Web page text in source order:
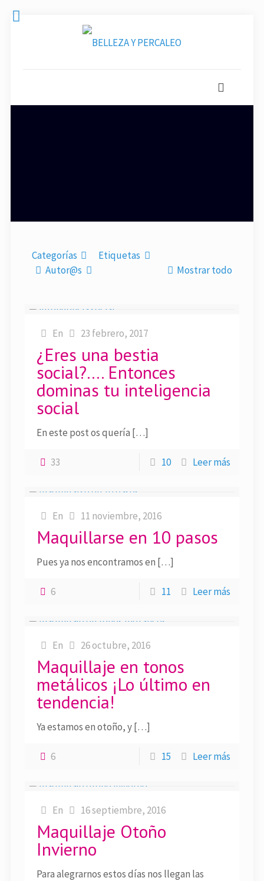
Categorías
Etiquetas
Autor@s
Mostrar todo
En 23 febrero, 2017
¿Eres una bestia
social?…. Entonces
dominas tu inteligencia
social
En este post os quería […]
33 10 Leer más
En 11 noviembre, 2016
Maquillarse en 10 pasos
Pues ya nos encontramos en […]
6 11 Leer más
En 26 octubre, 2016
Maquillaje en tonos
metálicos ¡Lo último en
tendencia!
Ya estamos en otoño, y […]
6 15 Leer más
En 16 septiembre, 2016
Maquillaje Otoño
Invierno
Para alegrarnos estos días nos llegan las